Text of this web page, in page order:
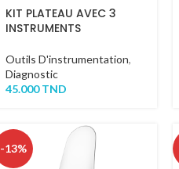
KIT PLATEAU AVEC 3
INSTRUMENTS
Outils D'instrumentation,
Diagnostic
45.000TND
-13%